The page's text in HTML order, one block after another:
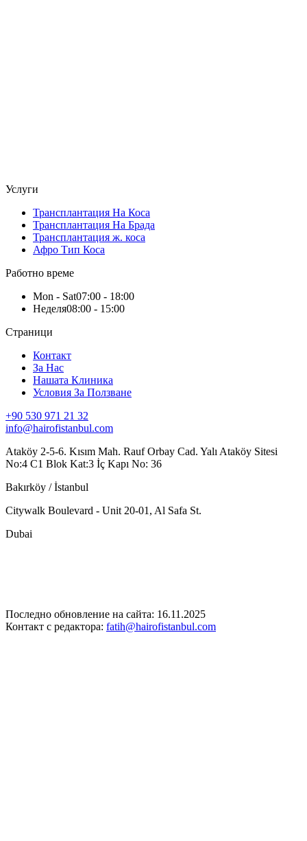
Услуги
Трансплантация На Коса
Трансплантация На Брада
Трансплантация ж. коса
Афро Тип Коса
Работно време
Mon - Sat07:00 - 18:00
Неделя08:00 - 15:00
Страници
Контакт
За Нас
Нашата Клиника
Условия За Ползване
+90 530 971 21 32
info@hairofistanbul.com
Ataköy 2-5-6. Kısım Mah. Rauf Orbay Cad. Yalı Ataköy Sitesi
No:4 C1 Blok Kat:3 İç Kapı No: 36
Bakırköy / İstanbul
Citywalk Boulevard - Unit 20-01, Al Safa St.
Dubai
Последно обновление на сайта: 16.11.2025
Контакт с редактора: fatih@hairofistanbul.com